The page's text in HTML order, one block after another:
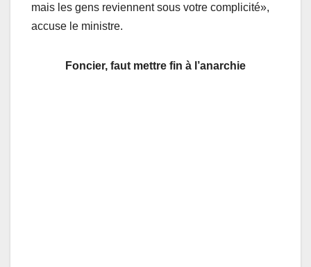
mais les gens reviennent sous votre complicité»,
accuse le ministre.
Foncier, faut mettre fin à l’anarchie